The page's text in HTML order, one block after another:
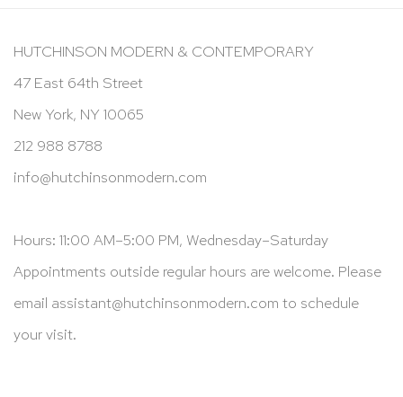
HUTCHINSON MODERN & CONTEMPORARY
47 East 64th Street
New York, NY 10065
212 988 8788
info@hutchinsonmodern.com
Hours: 11:00 AM–5:00 PM, Wednesday–Saturday
Appointments outside regular hours are welcome. Please
email assistant@hutchinsonmodern.com to schedule
your visit.